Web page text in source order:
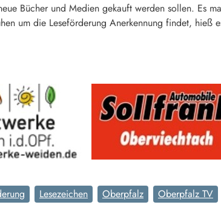
Bücher und Medien gekauft werden sollen. Es
um die Leseförderung Anerkennung findet, hieß
Lesezeichen Oberpfalz Oberpfalz TV